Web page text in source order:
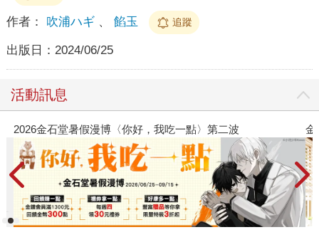
作者： 吹浦ハギ、 餡玉 追蹤
出版日： 2024/06/25
活動訊息
金石堂2026海外優惠：電子書